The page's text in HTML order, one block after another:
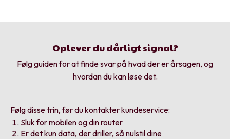
Oplever du dårligt signal?
Følg guiden for at finde svar på hvad der er årsagen, og
hvordan du kan løse det.
Følg disse trin, før du kontakter kundeservice:
Sluk for mobilen og din router
Er det kun data, der driller, så nulstil dine